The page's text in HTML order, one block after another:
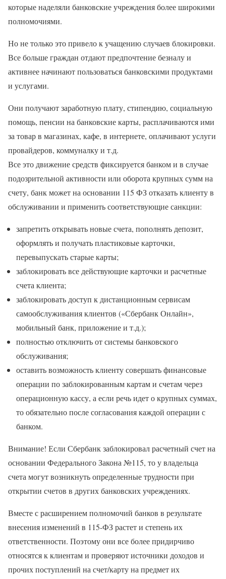
которые наделяли банковские учреждения более широкими
полномочиями.
Но не только это привело к учащению случаев блокировки.
Все больше граждан отдают предпочтение безналу и
активнее начинают пользоваться банковскими продуктами
и услугами.
Они получают заработную плату, стипендию, социальную
помощь, пенсии на банковские карты, расплачиваются ими
за товар в магазинах, кафе, в интернете, оплачивают услуги
провайдеров, коммуналку и т.д.
Все это движение средств фиксируется банком и в случае
подозрительной активности или оборота крупных сумм на
счету, банк может на основании 115 ФЗ отказать клиенту в
обслуживании и применить соответствующие санкции:
запретить открывать новые счета, пополнять депозит,
оформлять и получать пластиковые карточки,
перевыпускать старые карты;
заблокировать все действующие карточки и расчетные
счета клиента;
заблокировать доступ к дистанционным сервисам
самообслуживания клиентов («Сбербанк Онлайн»,
мобильный банк, приложение и т.д.);
полностью отключить от системы банковского
обслуживания;
оставить возможность клиенту совершать финансовые
операции по заблокированным картам и счетам через
операционную кассу, а если речь идет о крупных суммах,
то обязательно после согласования каждой операции с
банком.
Внимание! Если Сбербанк заблокировал расчетный счет на
основании Федерального Закона №115, то у владельца
счета могут возникнуть определенные трудности при
открытии счетов в других банковских учреждениях.
Вместе с расширением полномочий банков в результате
внесения изменений в 115-ФЗ растет и степень их
ответственности. Поэтому они все более придирчиво
относятся к клиентам и проверяют источники доходов и
прочих поступлений на счет/карту на предмет их